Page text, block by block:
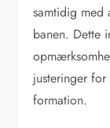
samtidig med
banen. Dette
justeringer
formation.